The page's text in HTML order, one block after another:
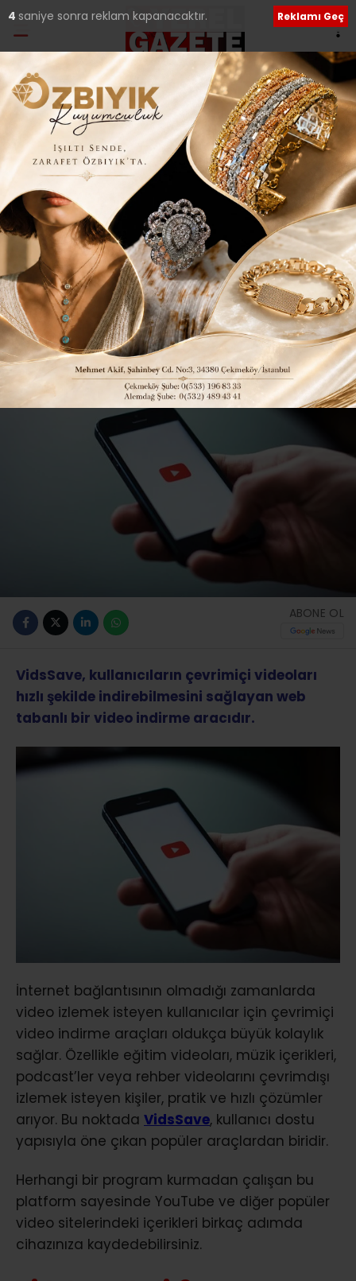
Ana Sayfa›Güncel
VidsSave ile YouTube
Videoları Nasıl
İndirilebilir?
Giriş: 12-05-2026 21:52
Güncelleme: 12-05-2026 21:56
42 Güncel
ABONE OL
VidsSave, kullanıcıların çevrimiçi videoları
hızlı şekilde indirebilmesini sağlayan web
tabanlı bir video indirme aracıdır.
İnternet bağlantısının olmadığı zamanlarda
video izlemek isteyen kullanıcılar için çevrimiçi
video indirme araçları oldukça büyük kolaylık
sağlar. Özellikle eğitim videoları, müzik içerikleri,
podcast’ler veya rehber videolarını çevrimdışı
izlemek isteyen kişiler, pratik ve hızlı çözümler
arıyor. Bu noktada VidsSave, kullanıcı dostu
yapısıyla öne çıkan popüler araçlardan biridir.
Herhangi bir program kurmadan çalışan bu
platform sayesinde YouTube ve diğer popüler
video sitelerindeki içerikleri birkaç adımda
cihazınıza kaydedebilirsiniz.
3 saniye sonra reklam kapanacaktır. Reklamı Geç